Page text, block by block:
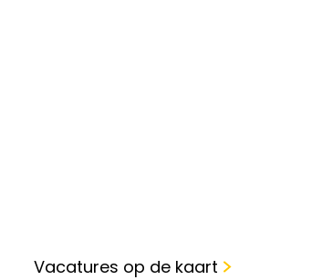
Vacatures op de kaart